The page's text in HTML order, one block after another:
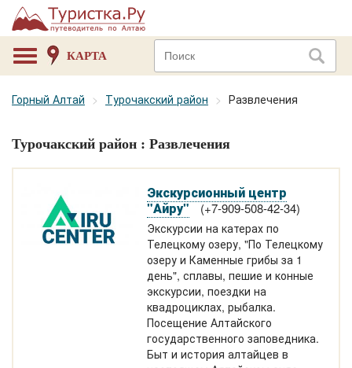
КАРТА
Горный Алтай Турочакский район Развлечения
Турочакский район : Развлечения
Экскурсионный центр
"Айру"
(+7-909-508-42-34)
Экскурсии на катерах по
Телецкому озеру, "По Телецкому
озеру и Каменные грибы за 1
день", сплавы, пешие и конные
экскурсии, поездки на
квадроциклах, рыбалка.
Посещение Алтайского
государственного заповедника.
Быт и история алтайцев в